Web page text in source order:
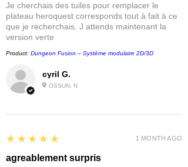
cyril G.
OSSUN, N
Je cherchais des tuiles pour remplacer le
plateau heroquest corresponds tout à fait à ce
que je recherchais. J attends maintenant la
version verte
Product: Dungeon Fusion – Système modulaire 2D/3D
5
★★★★★
agreablement surpris
1 MONTH AGO